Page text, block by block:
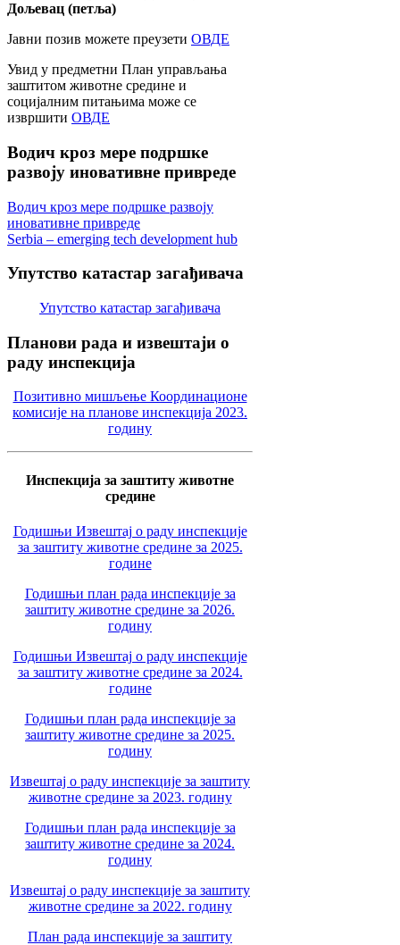
Дољевац (петља)
Јавни позив можете преузети ОВДЕ
Увид у предметни План управљања
заштитом животне средине и
социјалним питањима може се
извршити ОВДЕ
Водич кроз мере подршке
развоју иновативне привреде
Водич кроз мере подршке развоју
иновативне привреде
Serbia – emerging tech development hub
Упутство катастар загађивача
Упутство катастар загађивача
Планови рада и извештаји о
раду инспекција
Позитивно мишљење Координационе
комисије на планове инспекција 2023.
годину
Инспекција за заштиту животне
средине
Годишњи Извештај о раду инспекције
за заштиту животне средине за 2025.
године
Годишњи план рада инспекције за
заштиту животне средине за 2026.
годину
Годишњи Извештај о раду инспекције
за заштиту животне средине за 2024.
године
Годишњи план рада инспекције за
заштиту животне средине за 2025.
годину
Извештај о раду инспекције за заштиту
животне средине за 2023. годину
Годишњи план рада инспекције за
заштиту животне средине за 2024.
годину
Извештај о раду инспекције за заштиту
животне средине за 2022. годину
План рада инспекције за заштиту